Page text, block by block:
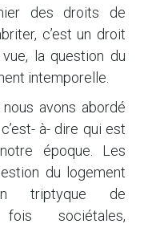
des droits de
c’est un droit
la question du
intemporelle.
avons abordé
à- dire qui est
époque. Les
du logement
triptyque de
sociétales,